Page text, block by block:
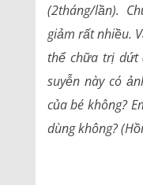
(2tháng/lần).
giảm rất nhiều.
thể chữa trị dứt
suyễn này có
của bé không?
dùng không?